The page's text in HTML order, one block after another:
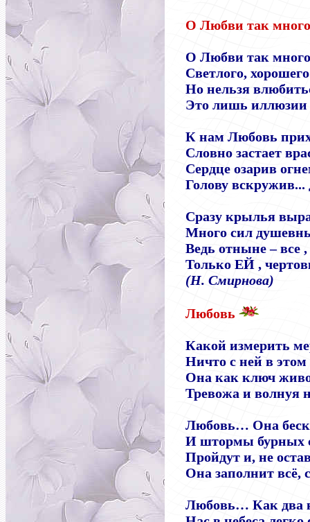
О Любви так
О Любви так
Светлого,
Но нельзя
Это лишь иллюзии
К нам Любовь
Словно застает
Сердце озарив
Голову вскружив...
Сразу крылья
Много сил
Ведь отныне – все
Только ЕЙ ,
(Н. Смирнова)
Любовь
Какой измерить
Ничто с ней в
Она как ключ
Тревожа и волнуя
Любовь… Она
И штормы бурных
Пройдут и, не
Она заполнит всё,
Любовь… Как два